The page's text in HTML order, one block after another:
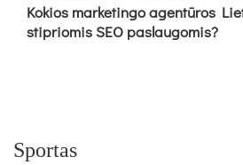
Kokios marketingo agentūros
stipriomis SEO paslaugomis?
Sportas